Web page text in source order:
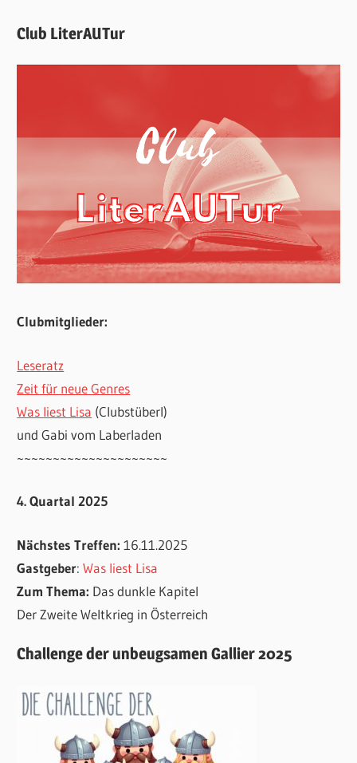
Club LiterAUTur
Clubmitglieder:
Leseratz
Zeit für neue Genres
Was liest Lisa (Clubstüberl)
und Gabi vom Laberladen
~~~~~~~~~~~~~~~~~~~~~
4. Quartal 2025
Nächstes Treffen:16.11.2025
Gastgeber:Was liest Lisa
Zum Thema: Das dunkle Kapitel
Der Zweite Weltkrieg in Österreich
Challenge der unbeugsamen Gallier 2025